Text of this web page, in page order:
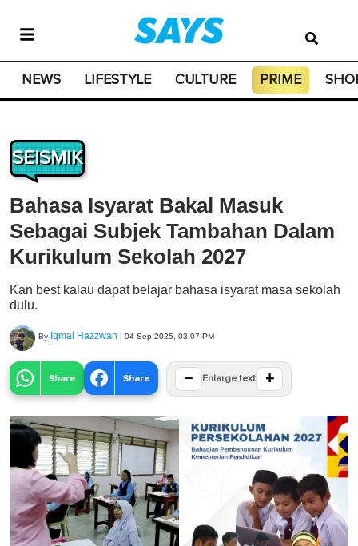
NEWS LIFESTYLE CULTURE PRIME
SEISMIK
Bahasa Isyarat Bakal Masuk
Sebagai Subjek Tambahan Dalam
Kurikulum Sekolah 2027
Kan best kalau dapat belajar bahasa isyarat masa sekolah
dulu.
By Iqmal Hazzwan | 04 Sep 2025, 03:07 PM
Share Share − Enlarge text +